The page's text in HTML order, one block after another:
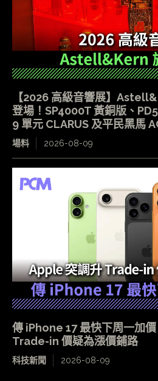
【2026 高級音響展】
登場！SP4000T 黃銅版、
9 單元 CLARUS 及平民黑馬
場料 2026-08-09
傳 iPhone 17 最快下周一加
Trade-in 價疑為漲價鋪路
科技新聞 2026-08-09